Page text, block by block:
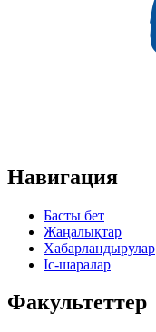
Навигация
Басты бет
Жаңалықтар
Хабарландырулар
Іс-шаралар
Факультеттер